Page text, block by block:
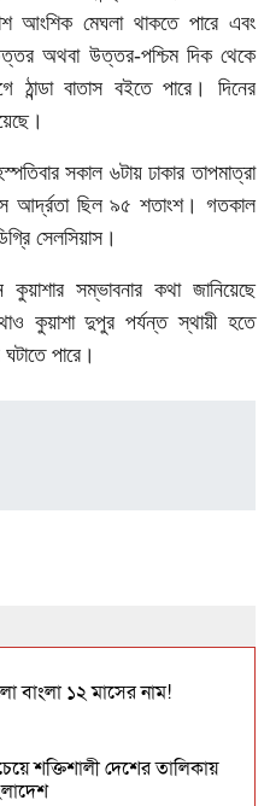
আংশিক মেঘলা থাকতে পারে এবং
অথবা উত্তর-পশ্চিম দিক থেকে
ঠান্ডা বাতাস বইতে পারে। দিনের
সকাল ৬টায় ঢাকার তাপমাত্রা
আর্দ্রতা ছিল ৯৫ শতাংশ। গতকাল
সেলসিয়াস।
সম্ভাবনার কথা জানিয়েছে
কুয়াশা দুপুর পর্যন্ত স্থায়ী হতে
পারে।
বাংলা ১২ মাসের নাম!
শক্তিশালী দেশের তালিকায়